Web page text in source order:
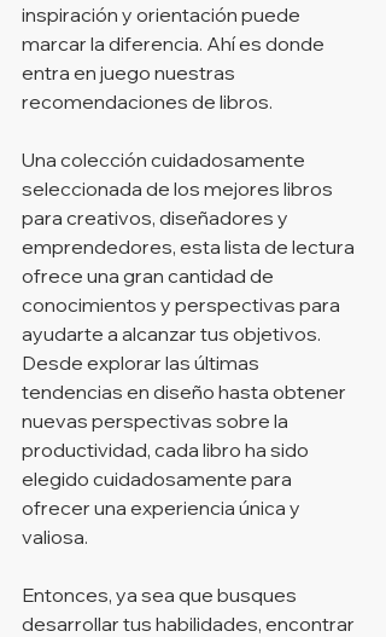
inspiración y orientación puede
marcar la diferencia. Ahí es donde
entra en juego nuestras
recomendaciones de libros.
Una colección cuidadosamente
seleccionada de los mejores libros
para creativos, diseñadores y
emprendedores, esta lista de lectura
ofrece una gran cantidad de
conocimientos y perspectivas para
ayudarte a alcanzar tus objetivos.
Desde explorar las últimas
tendencias en diseño hasta obtener
nuevas perspectivas sobre la
productividad, cada libro ha sido
elegido cuidadosamente para
ofrecer una experiencia única y
valiosa.
Entonces, ya sea que busques
desarrollar tus habilidades, encontrar